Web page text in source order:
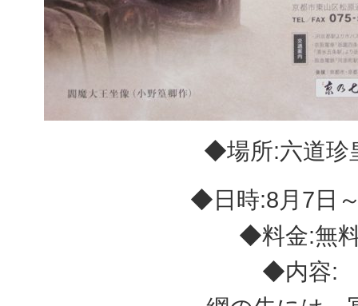
◆場所:六道珍
◆日時:8月7日
◆料金:無
◆内容: